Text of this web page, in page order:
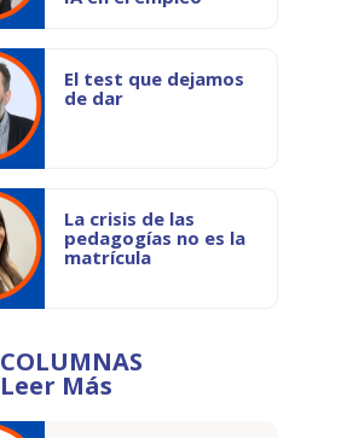
El test que dejamos
de dar
La crisis de las
pedagogías no es la
matrícula
COLUMNAS
Leer Más